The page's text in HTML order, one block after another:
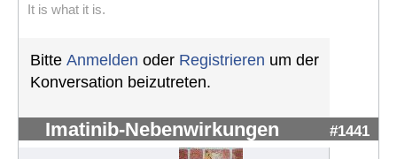
It is what it is.
Bitte Anmelden oder Registrieren um der
Konversation beizutreten.
Imatinib-Nebenwirkungen #1441